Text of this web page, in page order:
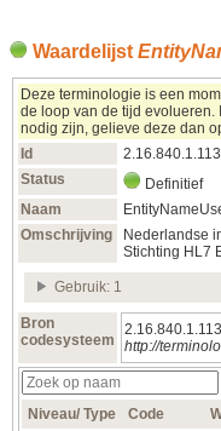
Waardelijst
Deze terminologie is een
de loop van de tijd
nodig zijn, gelieve deze dan
Id
Status
Definitief
Naam
Omschrijving
Nederlandse
Stichting HL7
Gebruik: 1
Bron
codesysteem
http://
Niveau/ Type Code